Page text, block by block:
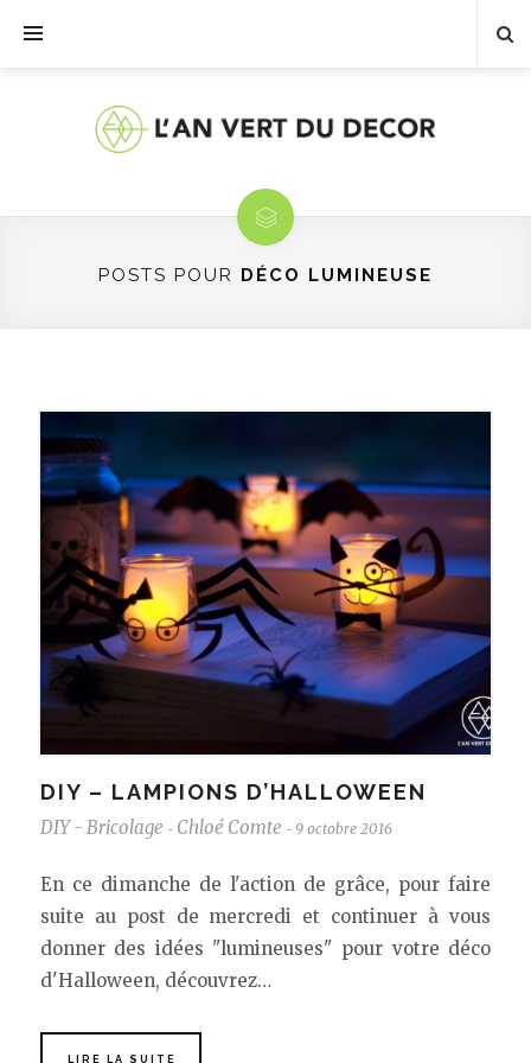
POSTS POUR DÉCO LUMINEUSE
DIY – LAMPIONS D’HALLOWEEN
DIY - Bricolage - Chloé Comte - 9 octobre 2016
En ce dimanche de l'action de grâce, pour faire
suite au post de mercredi et continuer à vous
donner des idées "lumineuses" pour votre déco
d'Halloween, découvrez…
LIRE LA SUITE